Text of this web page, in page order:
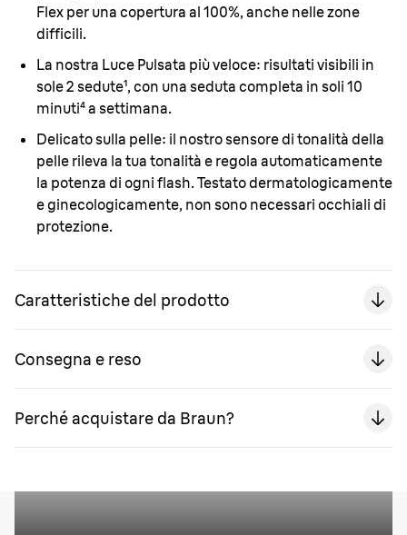
Flex per una copertura al 100%, anche nelle zone
difficili.
La nostra Luce Pulsata più veloce: risultati visibili in
sole 2 sedute¹, con una seduta completa in soli 10
minuti⁴ a settimana.
Delicato sulla pelle: il nostro sensore di tonalità della
pelle rileva la tua tonalità e regola automaticamente
la potenza di ogni flash. Testato dermatologicamente
e ginecologicamente, non sono necessari occhiali di
protezione.
Caratteristiche del prodotto
Consegna e reso
Perché acquistare da Braun?